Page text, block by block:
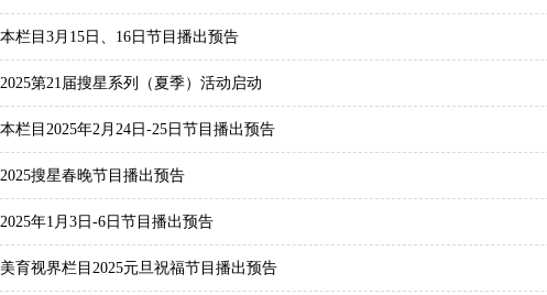
本栏目3月15日、16日节目播出预告
2025第21届搜星系列（夏季）活动启动
本栏目2025年2月24日-25日节目播出预告
2025搜星春晚节目播出预告
2025年1月3日-6日节目播出预告
美育视界栏目2025元旦祝福节目播出预告